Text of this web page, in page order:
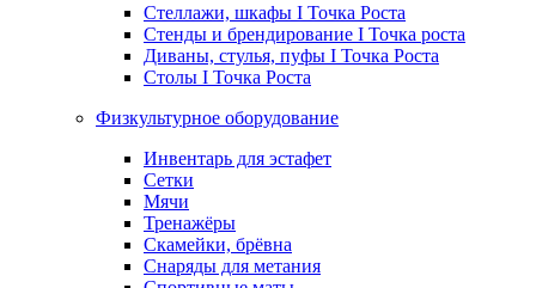
Стеллажи, шкафы I Точка Роста
Стенды и брендирование I Точка роста
Диваны, стулья, пуфы I Точка Роста
Столы I Точка Роста
Физкультурное оборудование
Инвентарь для эстафет
Сетки
Мячи
Тренажёры
Скамейки, брёвна
Снаряды для метания